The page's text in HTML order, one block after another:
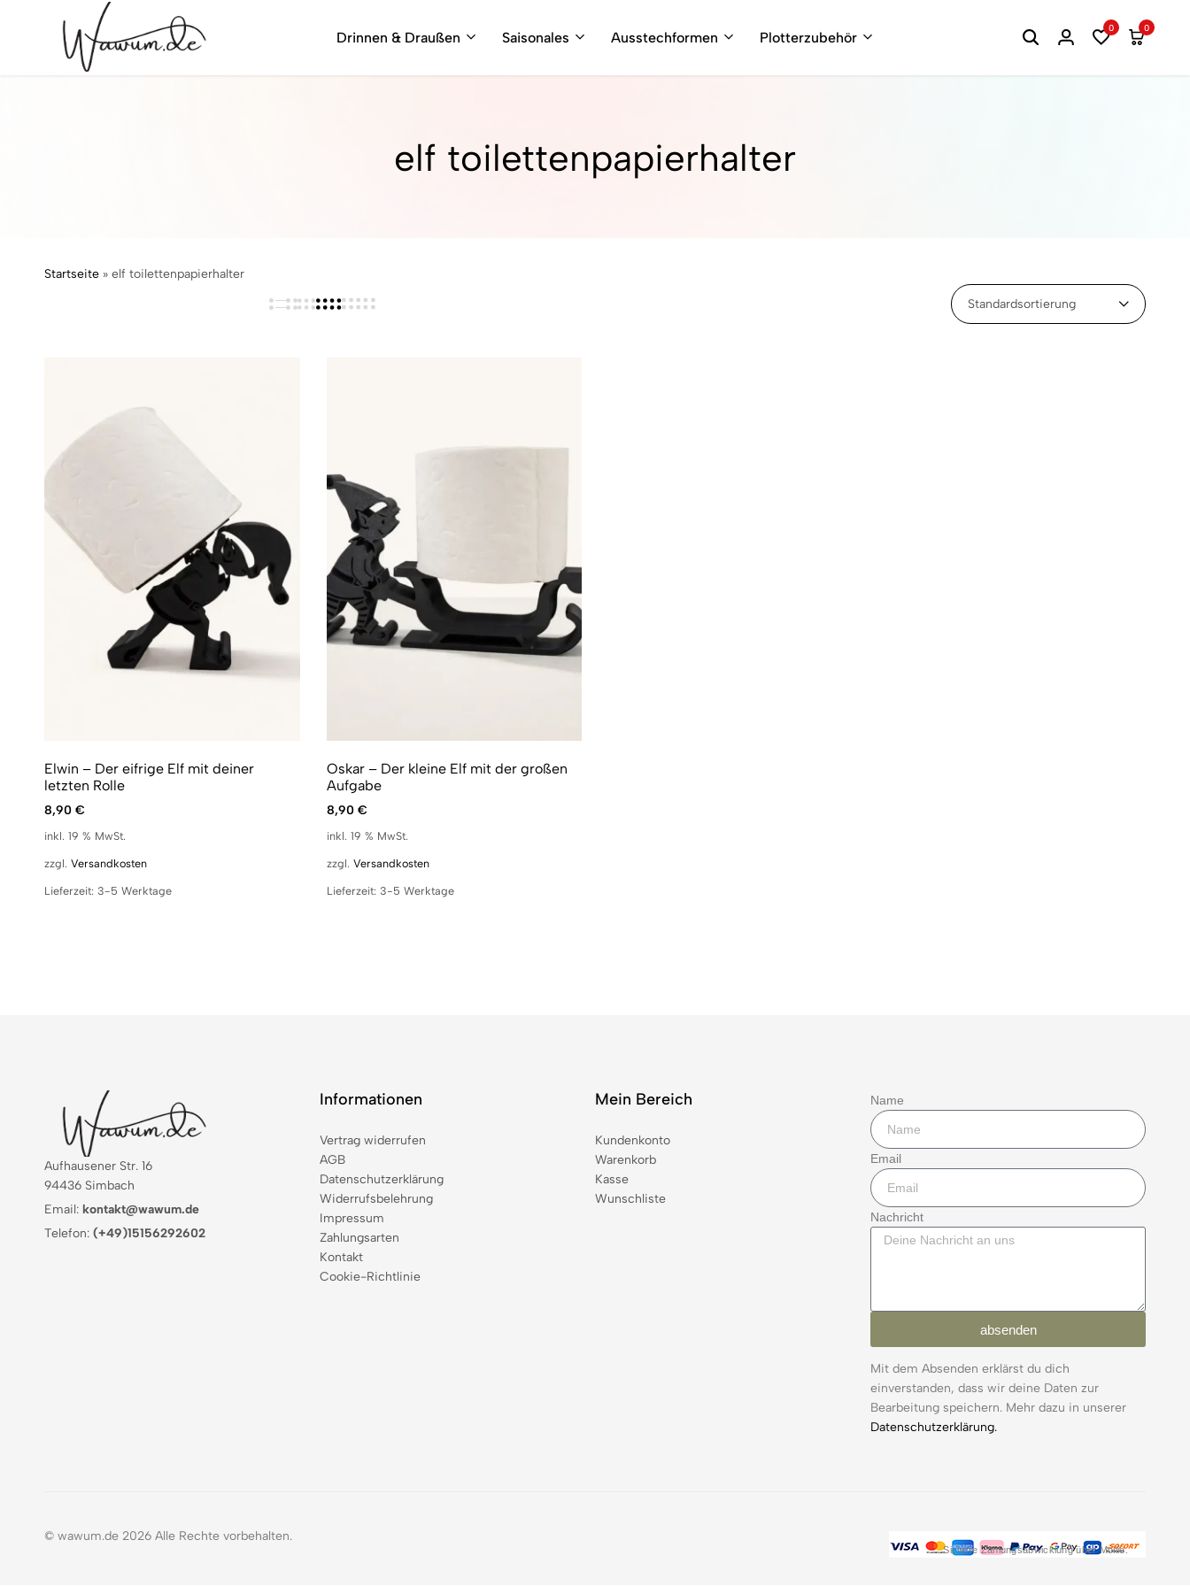
Drinnen & Draußen Saisonales Ausstechformen Plotterzubehör
0 0
elf toilettenpapierhalter
Startseite » elf toilettenpapierhalter
Standardsortierung
Elwin – Der eifrige Elf mit deiner
letzten Rolle
8,90 €
inkl. 19 % MwSt.
zzgl. Versandkosten
Lieferzeit: 3-5 Werktage
Oskar – Der kleine Elf mit der großen
Aufgabe
8,90 €
inkl. 19 % MwSt.
zzgl. Versandkosten
Lieferzeit: 3-5 Werktage
Aufhausener Str. 16
94436 Simbach
Email: kontakt@wawum.de
Telefon: (+49)15156292602
Informationen
Vertrag widerrufen
AGB
Datenschutzerklärung
Widerrufsbelehrung
Impressum
Zahlungsarten
Kontakt
Cookie-Richtlinie
Mein Bereich
Kundenkonto
Warenkorb
Kasse
Wunschliste
Name
Email
Nachricht
absenden
Mit dem Absenden erklärst du dich
einverstanden, dass wir deine Daten zur
Bearbeitung speichern. Mehr dazu in unserer
Datenschutzerklärung.
© wawum.de 2026 Alle Rechte vorbehalten.
Sichere Zahlungsabwicklung über Mollie.